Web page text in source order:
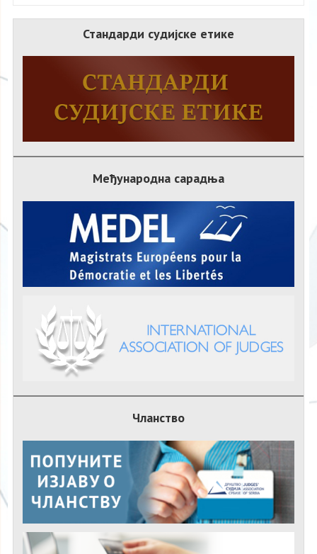
Стандарди судијске етике
Међународна сарадња
Чланство